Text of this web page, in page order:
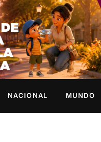
NACIONAL MUNDO